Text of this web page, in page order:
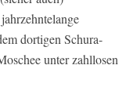
dortigen Schura-
unter zahllosen